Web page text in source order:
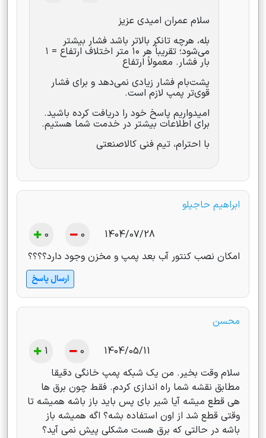
سلام عمران امیدی عزیز
بله، هرچه تانکر بالاتر باشد فشار بیشتر
می‌شود؛ تقریباً هر ۱۰ متر اختلاف ارتفاع = ۱
بار فشار. معمولاً ارتفاع
پشت‌بام فشار زیادی نمی‌دهد و برای فشار
قوی‌تر پمپ لازم است.
امیدواریم پاسخ خود را دریافت کرده باشید.
برای اطلاعات بیشتر در خدمت شما هستیم.
با احترام، تیم فنی کالاصنعتی
ابراهیم حاجیلو
1404/07/28
0
0
امکان نصب کنتور آب بعد پمپ و مخزن وجود دارد؟؟؟؟
ارسال پاسخ
محسن
1404/05/11
0
1
سلام وقت بخیر. من یک شبکه پمپ خانگی دقیقا
مطابق نقشه شما راه اندازی کردم. فقط چون برق ها
هی قطع میشه آیا شیر بای پس باید باز باشه همیشه تا
وقتی قطع شد از اون استفاده بشه؟ اگه همیشه باز
باشه در حالتی که برق هست مشکلی پیش نمی آید؟